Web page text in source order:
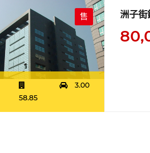
售
58.85
3.00
洲子街